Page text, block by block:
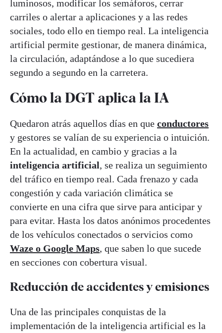
luminosos, modificar los semáforos, cerrar
carriles o alertar a aplicaciones y a las redes
sociales, todo ello en tiempo real. La inteligencia
artificial permite gestionar, de manera dinámica,
la circulación, adaptándose a lo que sucediera
segundo a segundo en la carretera.
Cómo la DGT aplica la IA
Quedaron atrás aquellos días en que conductores
y gestores se valían de su experiencia o intuición.
En la actualidad, en cambio y gracias a la
inteligencia artificial, se realiza un seguimiento
del tráfico en tiempo real. Cada frenazo y cada
congestión y cada variación climática se
convierte en una cifra que sirve para anticipar y
para evitar. Hasta los datos anónimos procedentes
de los vehículos conectados o servicios como
Waze o Google Maps, que saben lo que sucede
en secciones con cobertura visual.
Reducción de accidentes y emisiones
Una de las principales conquistas de la
implementación de la inteligencia artificial es la